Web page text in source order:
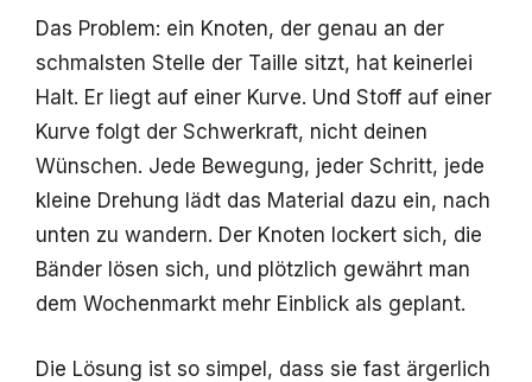
Das Problem: ein Knoten, der genau an der
schmalsten Stelle der Taille sitzt, hat keinerlei
Halt. Er liegt auf einer Kurve. Und Stoff auf einer
Kurve folgt der Schwerkraft, nicht deinen
Wünschen. Jede Bewegung, jeder Schritt, jede
kleine Drehung lädt das Material dazu ein, nach
unten zu wandern. Der Knoten lockert sich, die
Bänder lösen sich, und plötzlich gewährt man
dem Wochenmarkt mehr Einblick als geplant.
Die Lösung ist so simpel, dass sie fast ärgerlich